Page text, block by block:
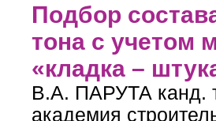
Подбор
тона с учетом
«кладка –
В.А. ПАРУТА канд.
академия